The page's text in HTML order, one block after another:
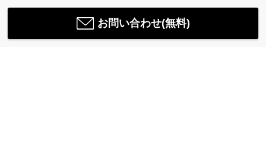
お問い合わせ(無料)